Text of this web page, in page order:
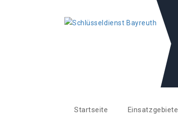
Startseite Einsatzgebiete